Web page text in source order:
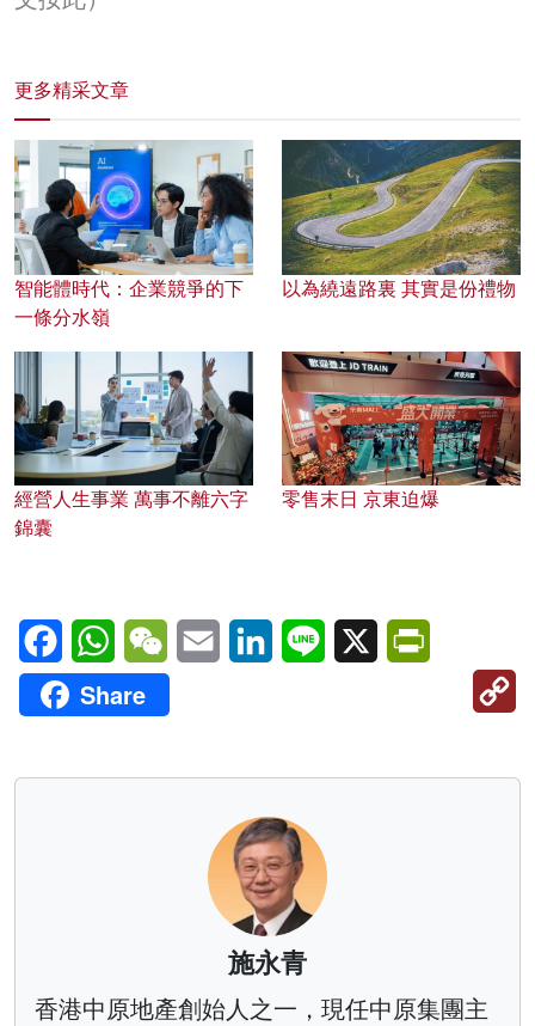
更多精采文章
智能體時代：企業競爭的下
一條分水嶺
以為繞遠路裏 其實是份禮物
經營人生事業 萬事不離六字
錦囊
零售末日 京東迫爆
FacebookWhatsAppWeChatEmail LinkedInLine X
Share
施永青
香港中原地產創始人之一，現任中原集團主